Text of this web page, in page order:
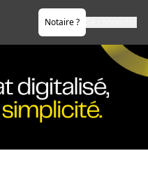
Notaire ?